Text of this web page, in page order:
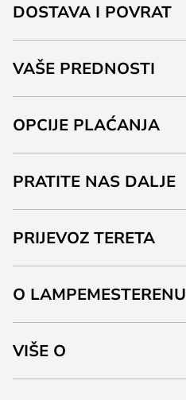
DOSTAVA I POVRAT
VAŠE PREDNOSTI
OPCIJE PLAĆANJA
PRATITE NAS DALJE
PRIJEVOZ TERETA
O LAMPEMESTERENU
VIŠE O